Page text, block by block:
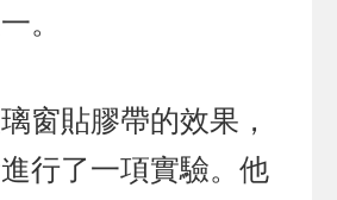
。
窗貼膠帶的效果，
行了一項實驗。他